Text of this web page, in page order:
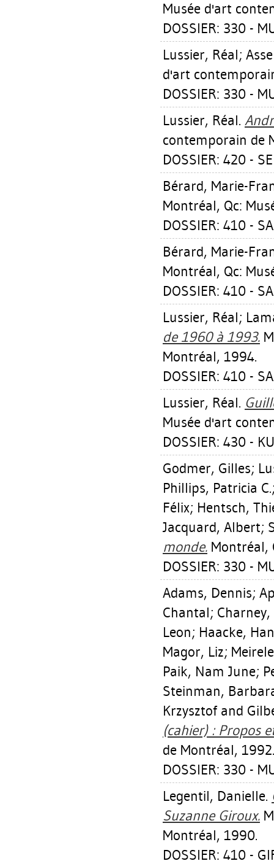
Musée d'art
DOSSIER: 330 -
Lussier, Réal;
d'art
DOSSIER: 330 -
Lussier, Réal.
contemporain de
DOSSIER: 420 -
Bérard, Marie-
Montréal, Qc:
DOSSIER: 410 -
Bérard, Marie-
Montréal, Qc:
DOSSIER: 410 -
Lussier, Réal;
de 1960 à 1993.
Montréal, 1994.
DOSSIER: 410 -
Lussier, Réal.
Musée d'art
DOSSIER: 430 -
Godmer, Gilles;
Phillips, Patricia C.
Félix; Hentsch,
Jacquard, Albert;
monde. Montréal,
DOSSIER: 330 -
Adams, Dennis;
Chantal;
Leon; Haacke,
Magor, Liz;
Paik, Nam June;
Steinman,
Krzysztofand
(cahier) : Propos
de Montréal, 1992.
DOSSIER: 330 -
Legentil, Danielle.
Suzanne Giroux.
Montréal, 1990.
DOSSIER: 410 -